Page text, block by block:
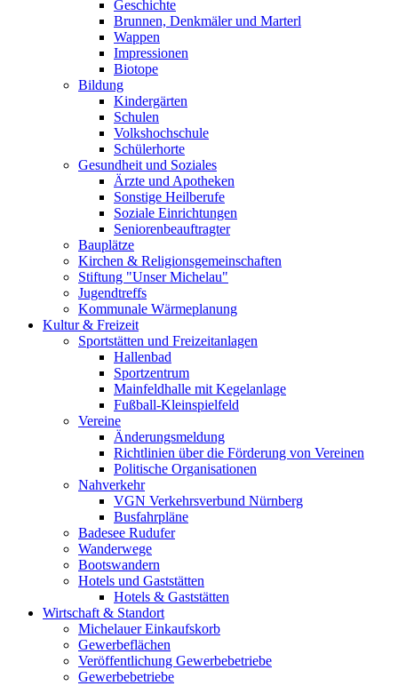
Geschichte
Brunnen, Denkmäler und Marterl
Wappen
Impressionen
Biotope
Bildung
Kindergärten
Schulen
Volkshochschule
Schülerhorte
Gesundheit und Soziales
Ärzte und Apotheken
Sonstige Heilberufe
Soziale Einrichtungen
Seniorenbeauftragter
Bauplätze
Kirchen & Religionsgemeinschaften
Stiftung "Unser Michelau"
Jugendtreffs
Kommunale Wärmeplanung
Kultur & Freizeit
Sportstätten und Freizeitanlagen
Hallenbad
Sportzentrum
Mainfeldhalle mit Kegelanlage
Fußball-Kleinspielfeld
Vereine
Änderungsmeldung
Richtlinien über die Förderung von Vereinen
Politische Organisationen
Nahverkehr
VGN Verkehrsverbund Nürnberg
Busfahrpläne
Badesee Rudufer
Wanderwege
Bootswandern
Hotels und Gaststätten
Hotels & Gaststätten
Wirtschaft & Standort
Michelauer Einkaufskorb
Gewerbeflächen
Veröffentlichung Gewerbebetriebe
Gewerbebetriebe